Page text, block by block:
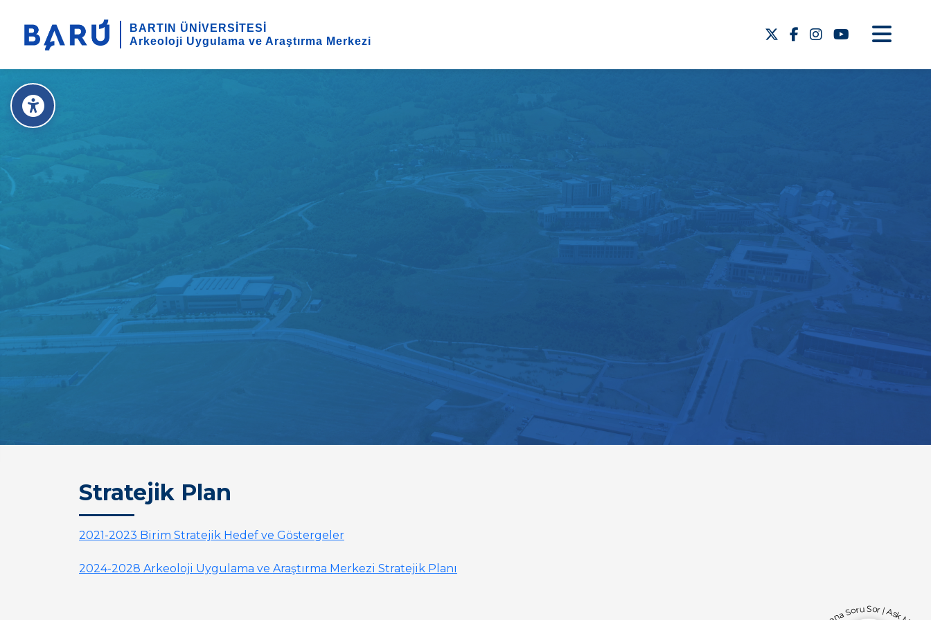
BARTIN ÜNİVERSİTESİ
Arkeoloji Uygulama ve Araştırma Merkezi
Stratejik Plan
2021-2023 Birim Stratejik Hedef ve Göstergeler
2024-2028 Arkeoloji Uygulama ve Araştırma Merkezi Stratejik Planı